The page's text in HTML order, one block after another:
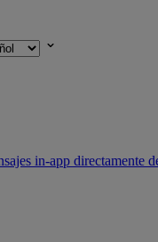
in-app directamente